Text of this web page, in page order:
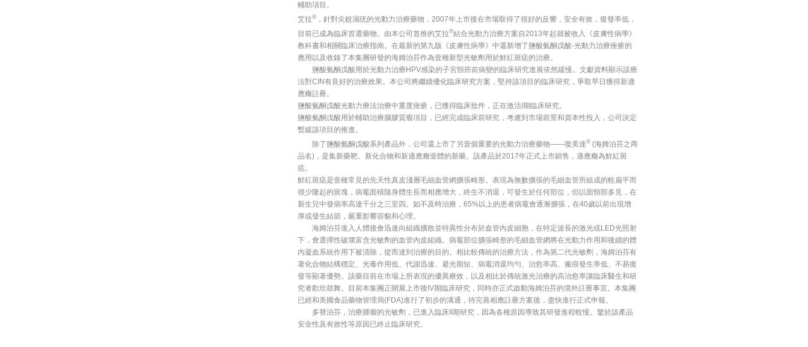
輔助項目。
艾拉®，針對尖銳濕疣的光動力治療藥物，2007年上市後在市場取得了很好的反響，安全有效，復發率低，
目前已成為臨床首選藥物。由本公司首推的艾拉®結合光動力治療方案自2013年起就被收入《皮膚性病學》
教科書和相關臨床治療指南。在最新的第九版《皮膚性病學》中還新增了鹽酸氨酮戊酸-光動力治療痤瘡的
應用以及收錄了本集團研發的海姆泊芬作為壹種新型光敏劑用於鮮紅斑痣的治療。
鹽酸氨酮戊酸用於光動力治療HPV感染的子宮頸癌前病變的臨床研究進展依然緩慢。文獻資料顯示該療
法對CIN有良好的治療效果。本公司將繼續優化臨床研究方案，堅持該項目的臨床研究，爭取早日獲得新適
應癥註冊。
鹽酸氨酮戊酸光動力療法治療中重度痤瘡，已獲得臨床批件，正在激活I期臨床研究。
鹽酸氨酮戊酸用於輔助治療腦膠質瘤項目，已經完成臨床前研究，考慮到市場前景和資本性投入，公司決定
暫緩該項目的推進。
除了鹽酸氨酮戊酸系列產品外，公司還上市了另壹個重要的光動力治療藥物——復美達®(海姆泊芬之商
品名)，是集新藥靶、新化合物和新適應癥壹體的新藥。該產品於2017年正式上市銷售，適應癥為鮮紅斑
痣。
鮮紅斑痣是壹種常見的先天性真皮淺層毛細血管網擴張畸形。表現為無數擴張的毛細血管所組成的較扁平而
很少隆起的斑塊，病竈面積隨身體生長而相應增大，終生不消退，可發生於任何部位，但以面頸部多見，在
新生兒中發病率高達千分之三至四。如不及時治療，65%以上的患者病竈會逐漸擴張，在40歲以前出現增
厚或發生結節，嚴重影響容貌和心理。
海姆泊芬進入人體後會迅速向組織擴散並特異性分布於血管內皮細胞，在特定波長的激光或LED光照射
下，會選擇性破壞富含光敏劑的血管內皮組織。病竈部位擴張畸形的毛細血管網將在光動力作用和後續的體
內凝血系統作用下被清除，從而達到治療的目的。相比較傳統的治療方法，作為第二代光敏劑，海姆泊芬有
著化合物結構穩定、光毒作用低、代謝迅速、避光期短、病竈消退均勻、治愈率高、瘢痕發生率低、不易復
發等顯著優勢。該藥目前在市場上所表現的優異療效，以及相比於傳統激光治療的高治愈率讓臨床醫生和研
究者歡欣鼓舞。目前本集團正開展上市後IV期臨床研究，同時亦正式啟動海姆泊芬的境外註冊事宜。本集團
已經和美國食品藥物管理局(FDA)進行了初步的溝通，待完善相應註冊方案後，盡快進行正式申報。
多替泊芬，治療腫瘤的光敏劑，已進入臨床II期研究，因為各種原因導致其研發進程較慢。鑒於該產品
安全性及有效性等原因已終止臨床研究。